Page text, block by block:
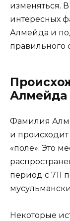
изменяться.
интересных
Алмейда и
правильного
Алмейда
Фамилия
и происходит
«поле». Это
период с 711
Некоторые